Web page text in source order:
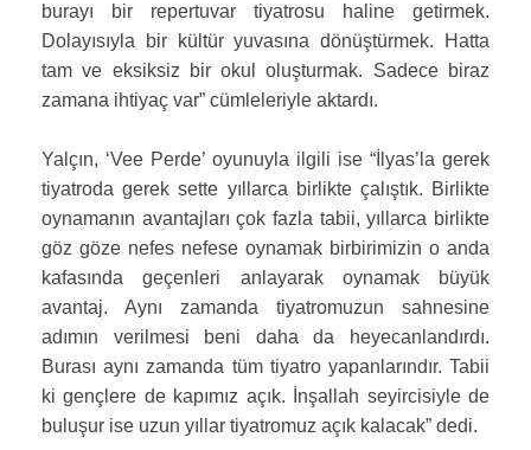
burayı bir repertuvar tiyatrosu haline getirmek.
Dolayısıyla bir kültür yuvasına dönüştürmek. Hatta
tam ve eksiksiz bir okul oluşturmak. Sadece biraz
zamana ihtiyaç var” cümleleriyle aktardı.
Yalçın, ‘Vee Perde’ oyunuyla ilgili ise “İlyas’la gerek
tiyatroda gerek sette yıllarca birlikte çalıştık. Birlikte
oynamanın avantajları çok fazla tabii, yıllarca birlikte
göz göze nefes nefese oynamak birbirimizin o anda
kafasında geçenleri anlayarak oynamak büyük
avantaj. Aynı zamanda tiyatromuzun sahnesine
adımın verilmesi beni daha da heyecanlandırdı.
Burası aynı zamanda tüm tiyatro yapanlarındır. Tabii
ki gençlere de kapımız açık. İnşallah seyircisiyle de
buluşur ise uzun yıllar tiyatromuz açık kalacak” dedi.